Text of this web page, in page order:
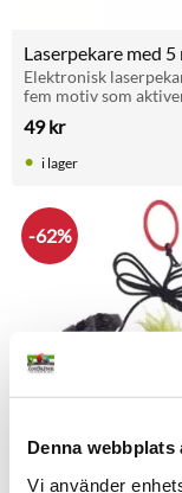
Denna webbplats
Vi använder
Laserpekare med
Elektronisk
fem motiv som
49kr
i lager
62%